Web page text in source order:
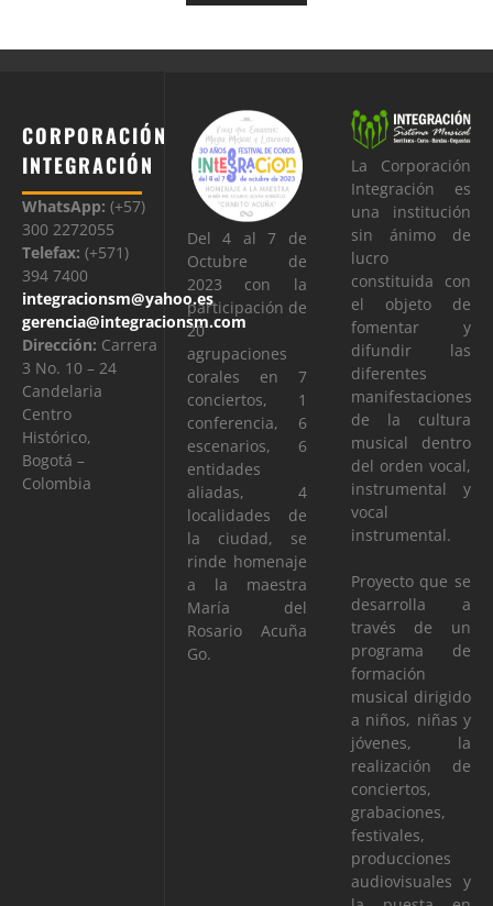
CORPORACIÓN
INTEGRACIÓN
WhatsApp: (+57)
300 2272055
Telefax: (+571)
394 7400
integracionsm@yahoo.es
gerencia@integracionsm.com
Dirección: Carrera
3 No. 10 – 24
Candelaria
Centro
Histórico,
Bogotá –
Colombia
Del 4 al 7 de
Octubre de
2023 con la
participación de
20
agrupaciones
corales en 7
conciertos, 1
conferencia, 6
escenarios, 6
entidades
aliadas, 4
localidades de
la ciudad, se
rinde homenaje
a la maestra
María del
Rosario Acuña
Go.
La Corporación
Integración es
una institución
sin ánimo de
lucro
constituida con
el objeto de
fomentar y
difundir las
diferentes
manifestaciones
de la cultura
musical dentro
del orden vocal,
instrumental y
vocal
instrumental.
Proyecto que se
desarrolla a
través de un
programa de
formación
musical dirigido
a niños, niñas y
jóvenes, la
realización de
conciertos,
grabaciones,
festivales,
producciones
audiovisuales y